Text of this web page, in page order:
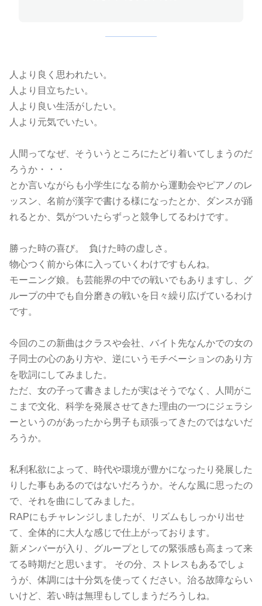
人より良く思われたい。
人より目立ちたい。
人より良い生活がしたい。
人より元気でいたい。
人間ってなぜ、そういうところにたどり着いてしまうのだ
ろうか・・・
とか言いながらも小学生になる前から運動会やピアノのレ
ッスン、名前が漢字で書ける様になったとか、ダンスが踊
れるとか、気がついたらずっと競争してるわけです。
勝った時の喜び。 負けた時の虚しさ。
物心つく前から体に入っていくわけですもんね。
モーニング娘。も芸能界の中での戦いでもありますし、グ
ループの中でも自分磨きの戦いを日々繰り広げているわけ
です。
今回のこの新曲はクラスや会社、バイト先なんかでの女の
子同士の心のあり方や、逆にいうモチベーションのあり方
を歌詞にしてみました。
ただ、女の子って書きましたが実はそうでなく、人間がこ
こまで文化、科学を発展させてきた理由の一つにジェラシ
ーというのがあったから男子も頑張ってきたのではないだ
ろうか。
私利私欲によって、時代や環境が豊かになったり発展した
りした事もあるのではないだろうか。そんな風に思ったの
で、それを曲にしてみました。
RAPにもチャレンジしましたが、リズムもしっかり出せ
て、全体的に大人な感じで仕上がっております。
新メンバーが入り、グループとしての緊張感も高まって来
てる時期だと思います。 その分、ストレスもあるでしょ
うが、体調には十分気を使ってください。治る故障ならい
いけど、若い時は無理もしてしまうだろうしね。